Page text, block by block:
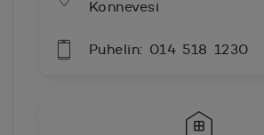
Konnevesi
Puhelin: 014 518 1230